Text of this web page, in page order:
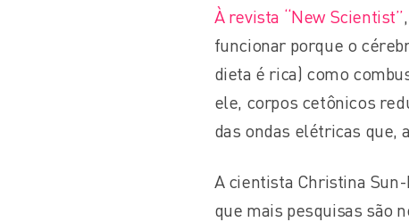
À revista “New Scientist”
funcionar porque o
dieta é rica) como
ele, corpos cetônicos
das ondas elétricas que,
A cientista Christina
que mais pesquisas são